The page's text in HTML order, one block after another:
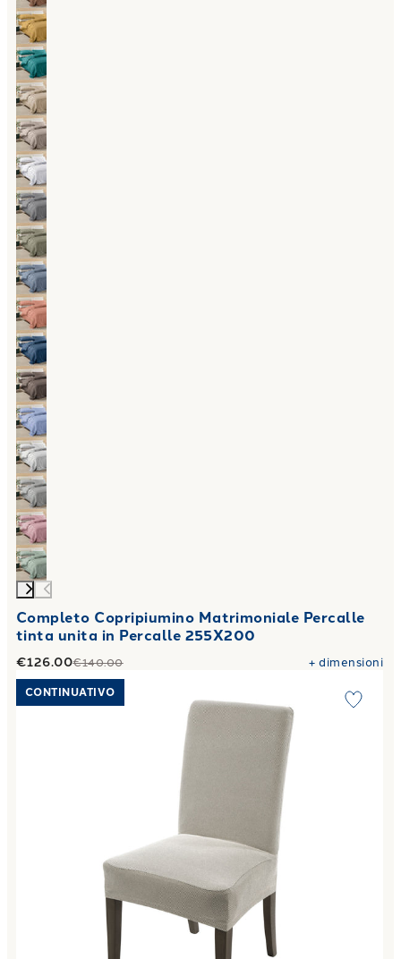
Completo Copripiumino Matrimoniale Percalle
tinta unita in Percalle 255X200
€126.00€140.00 +dimensioni
Link to "Set 2 Coprisedia Universale 1 Posti melange in
CONTINUATIVO